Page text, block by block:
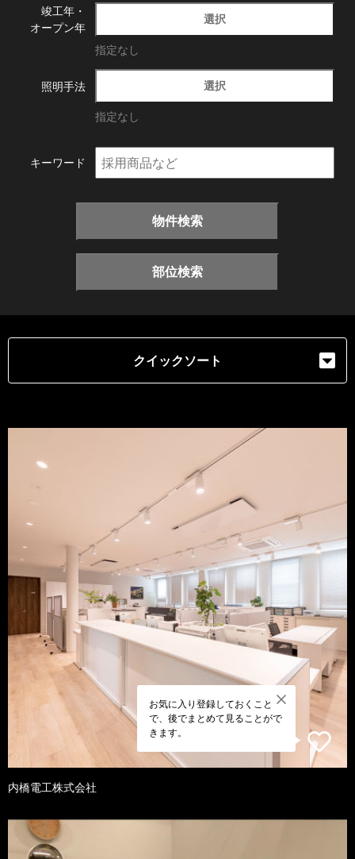
竣工年・
オープン年
選択
指定なし
照明手法 選択
指定なし
キーワード
物件検索
部位検索
クイックソート
お気に入り登録しておくこと
で、後でまとめて見ることがで
きます。
内橋電工株式会社